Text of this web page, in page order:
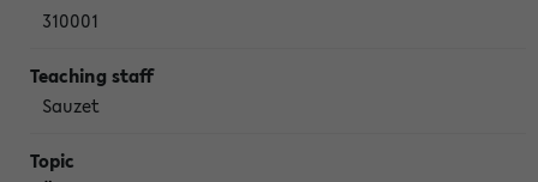
310001
Sauzet